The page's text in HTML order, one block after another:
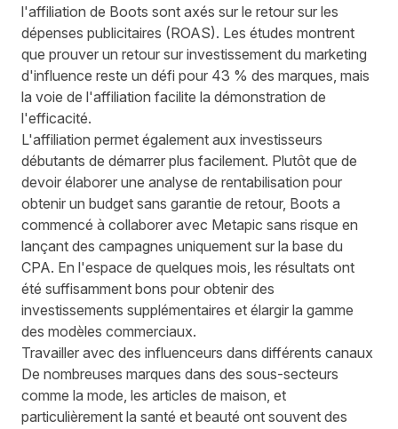
l'affiliation de Boots sont axés sur le retour sur les
dépenses publicitaires (ROAS). Les études montrent
que prouver un retour sur investissement du marketing
d'influence reste un défi pour 43 % des marques, mais
la voie de l'affiliation facilite la démonstration de
l'efficacité.
L'affiliation permet également aux investisseurs
débutants de démarrer plus facilement. Plutôt que de
devoir élaborer une analyse de rentabilisation pour
obtenir un budget sans garantie de retour, Boots a
commencé à collaborer avec Metapic sans risque en
lançant des campagnes uniquement sur la base du
CPA. En l'espace de quelques mois, les résultats ont
été suffisamment bons pour obtenir des
investissements supplémentaires et élargir la gamme
des modèles commerciaux.
Travailler avec des influenceurs dans différents canaux
De nombreuses marques dans des sous-secteurs
comme la mode, les articles de maison, et
particulièrement la santé et beauté ont souvent des